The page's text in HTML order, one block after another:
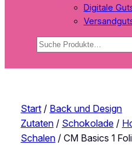
Digitale
Suchen
Start/ Back und Design
Zutaten/ Schokolade/
Schalen/ CM Basics 1